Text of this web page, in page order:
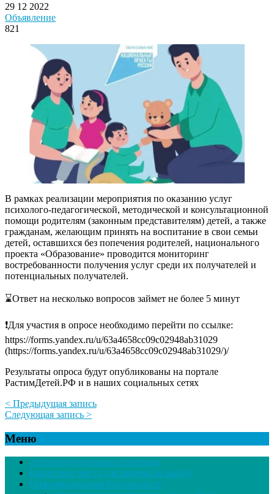
29 12 2022
Объявление
821
В рамках реализации мероприятия по оказанию услуг
психолого-педагогической, методической и консультационной
помощи родителям (законным представителям) детей, а также
гражданам, желающим принять на воспитание в свои семьи
детей, оставшихся без попечения родителей, национального
проекта «Образование» проводится мониторинг
востребованности получения услуг среди их получателей и
потенциальных получателей.
⌛️Ответ на несколько вопросов займет не более 5 минут
❗️Для участия в опросе необходимо перейти по ссылке:
https://forms.yandex.ru/u/63a4658cc09c02948ab31029
(https://forms.yandex.ru/u/63a4658cc09c02948ab31029/)/
Результаты опроса будут опубликованы на портале
РастимДетей.РФ и в наших социальных сетях
< Предыдущая запись
Следующая запись >
Меню
Антикоррупционная политика
Вакантные места для приёма на работу
Информационная безопасность